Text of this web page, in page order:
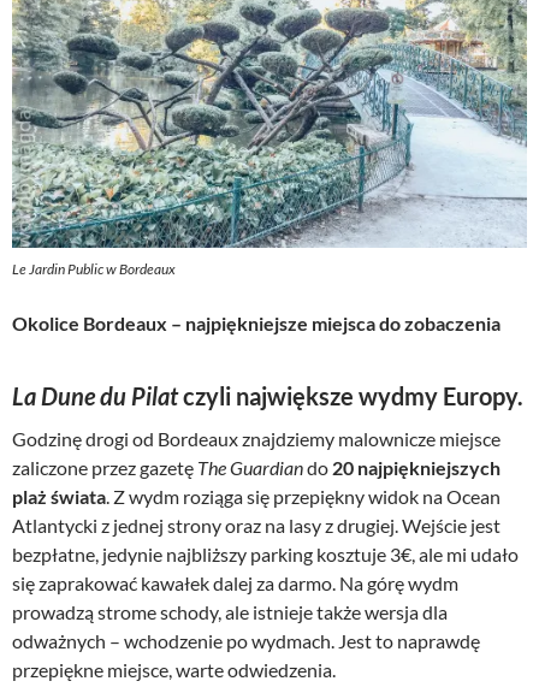
Le Jardin Public w Bordeaux
Okolice Bordeaux – najpiękniejsze miejsca do zobaczenia
La Dune du Pilatczyli największe wydmy Europy.
Godzinę drogi od Bordeaux znajdziemy malownicze miejsce
zaliczone przez gazetę The Guardiando 20 najpiękniejszych
plaż świata . Z wydm roziąga się przepiękny widok na Ocean
Atlantycki z jednej strony oraz na lasy z drugiej. Wejście jest
bezpłatne, jedynie najbliższy parking kosztuje 3€, ale mi udało
się zaprakować kawałek dalej za darmo. Na górę wydm
prowadzą strome schody, ale istnieje także wersja dla
odważnych – wchodzenie po wydmach. Jest to naprawdę
przepiękne miejsce, warte odwiedzenia.